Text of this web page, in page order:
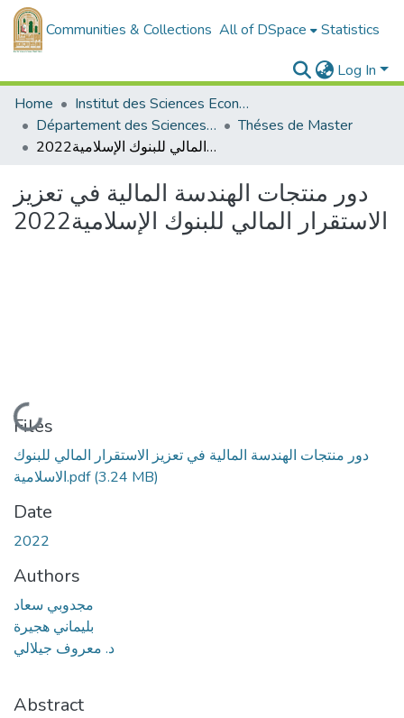
Communities & Collections All of DSpace Statistics
Log In
Home
Institut des Sciences Economiques, Commerciales et des Sciences de Gestion
Département des Sciences de Gestion
Théses de Master
دور منتجات الهندسة المالية في تعزيز الاستقرار المالي للبنوك الإسلامية2022
دور منتجات الهندسة المالية في تعزيز
الاستقرار المالي للبنوك الإسلامية2022
Loading...
Files
دور منتجات الهندسة المالية في تعزيز الاستقرار المالي للبنوك
الاسلامية.pdf(3.24 MB)
Date
2022
Authors
مجدوبي سعاد
بليماني هجيرة
د. معروف جيلالي
Abstract